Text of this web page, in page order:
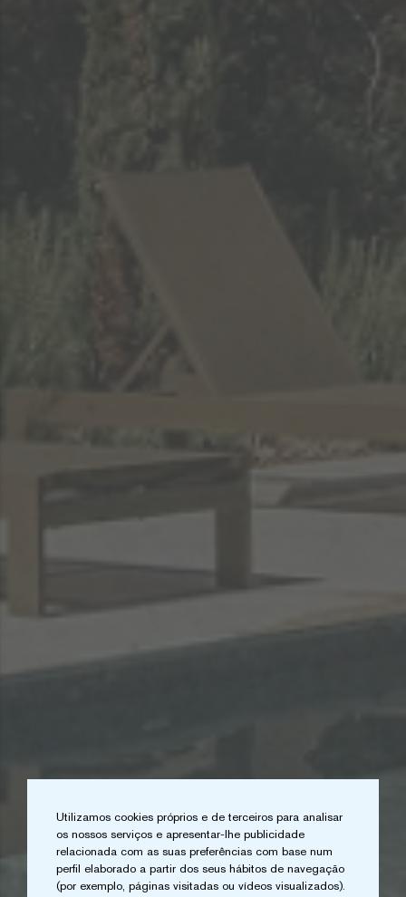
Utilizamos cookies próprios e de terceiros para analisar
os nossos serviços e apresentar-lhe publicidade
relacionada com as suas preferências com base num
perfil elaborado a partir dos seus hábitos de navegação
(por exemplo, páginas visitadas ou vídeos visualizados).